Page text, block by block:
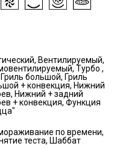
Вентилируемый,
Турбо ,
Гриль большой, Гриль
+ конвекция, Нижний
Нижний + задний
+ конвекция, Функция
по времени,
теста, Шаббат